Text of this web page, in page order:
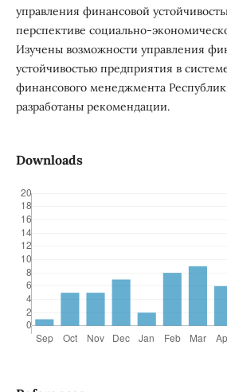
управления финансовой
перспективе социально-
Изучены возможности управления
устойчивостью предприятия в
финансового менеджмента
разработаны рекомендации.
Downloads